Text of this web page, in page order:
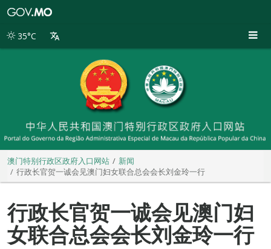
别
35°C
澳门特别行政区政府入口网站
新闻
行政长官贺一诚会见澳门妇女联合总会会长刘金玲一行
行政长官贺一诚会见澳门妇
女联合总会会长刘金玲一行